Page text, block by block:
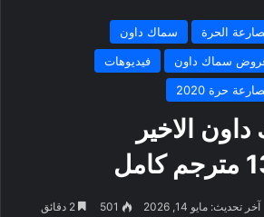
الحرة
سماك داون
سماك داون
فيديوهات
حرة 2020
الاخير
آخر تحديث: مايو 14, 2026 501